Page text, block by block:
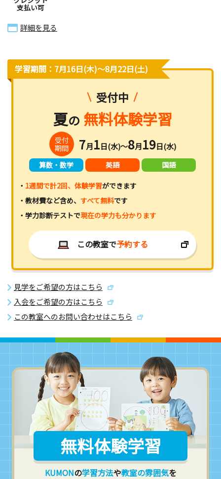
支払い可
詳細を見る
学習期間：7月16日(木)〜8月22日(土)
受付中
夏の 無料体験学習
受付
期間
7月1日(水)～8月19日(水)
算数・数学 英語 国語
・ 1週間で計2回、体験学習ができます
・教材費など含め、 すべて無料です
・学力診断テストで現在の学力も分かります
この教室で予約する
見学をご希望の方はこちら
入会をご希望の方はこちら
この教室へのお問い合わせはこちら
無料体験学習
KUMONの学習方法や教室の雰囲気を